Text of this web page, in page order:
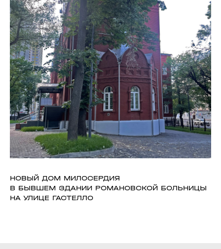
НОВЫЙ ДОМ МИЛОСЕРДИЯ
В БЫВШЕМ ЗДАНИИ РОМАНОВСКОЙ БОЛЬНИЦЫ
НА УЛИЦЕ ГАСТЕЛЛО